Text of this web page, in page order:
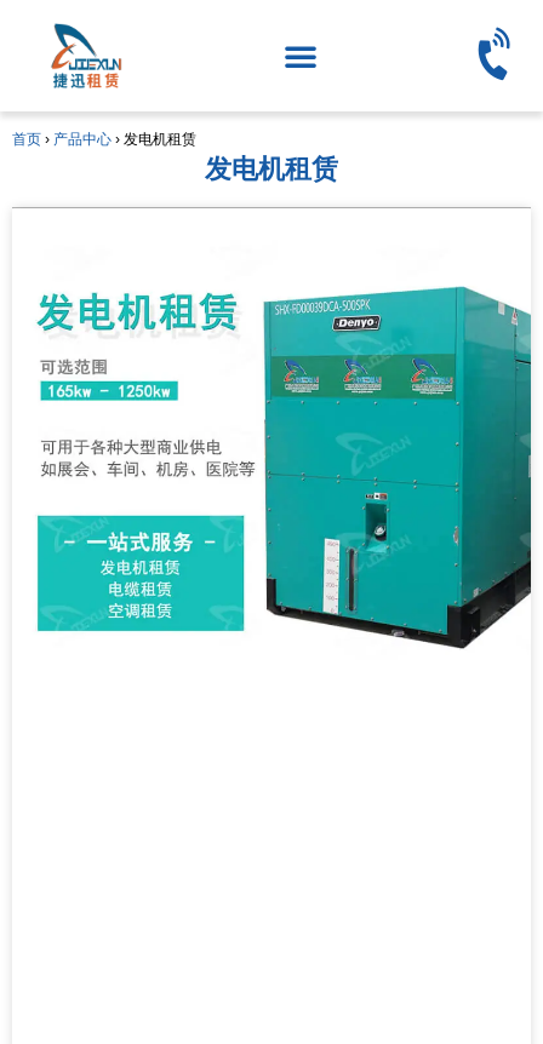
首页 › 产品中心 › 发电机租赁
发电机租赁